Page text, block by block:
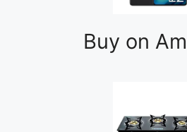
Buy on